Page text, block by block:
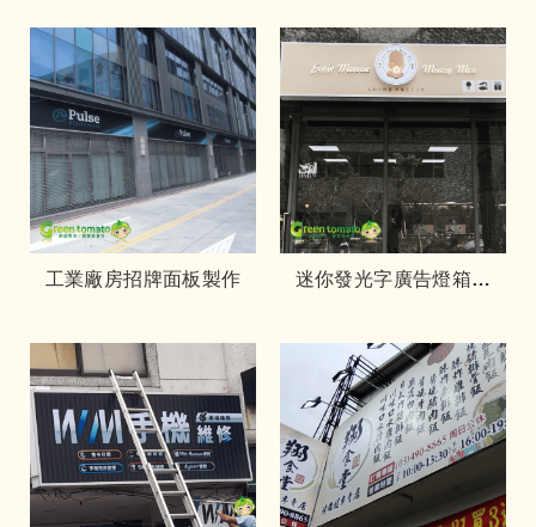
工業廠房招牌面板製作
迷你發光字廣告燈箱招